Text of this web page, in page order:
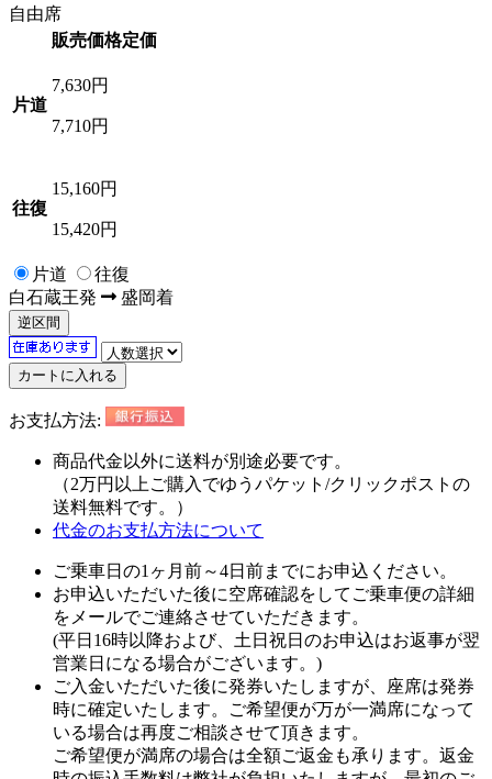
自由席
販売価格定価
片道
7,630円
7,710円
往復
15,160円
15,420円
片道
往復
白石蔵王発 盛岡着
逆区間
お支払方法:
商品代金以外に送料が別途必要です。
（2万円以上ご購入でゆうパケット/クリックポストの
送料無料です。）
代金のお支払方法について
ご乗車日の1ヶ月前～4日前までにお申込ください。
お申込いただいた後に空席確認をしてご乗車便の詳細
をメールでご連絡させていただきます。
(平日16時以降および、土日祝日のお申込はお返事が翌
営業日になる場合がございます。)
ご入金いただいた後に発券いたしますが、座席は発券
時に確定いたします。ご希望便が万が一満席になって
いる場合は再度ご相談させて頂きます。
ご希望便が満席の場合は全額ご返金も承ります。返金